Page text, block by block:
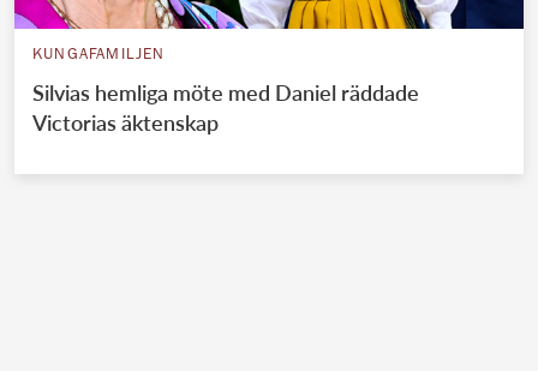
KUNGAFAMILJEN
Silvias hemliga möte med Daniel räddade
Victorias äktenskap